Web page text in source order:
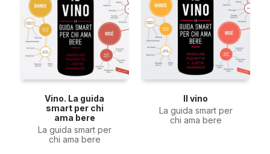
Vino. La guida
smart per chi
ama bere
La guida smart per
chi ama bere
Il vino
La guida smart per
chi ama bere